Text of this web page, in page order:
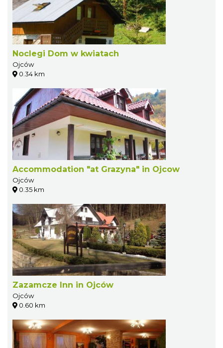
Noclegi Dom w kwiatach
Ojców
0.34 km
Accommodation "at Grazyna" in Ojcow
Ojców
0.35 km
Zazamcze Inn in Ojców
Ojców
0.60 km